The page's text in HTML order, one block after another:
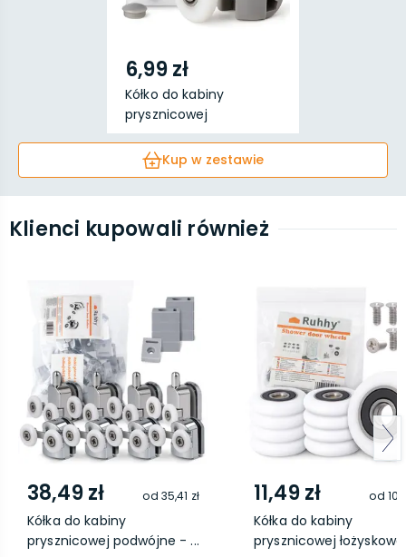
6,99 zł
Kółko do kabiny
prysznicowej
pojedyncze ...
Kup w zestawie
Klienci kupowali również
38,49 zł od 35,41 zł
Kółka do kabiny
prysznicowej podwójne - ...
11,49 zł od
Kółka do kabiny
prysznicowej